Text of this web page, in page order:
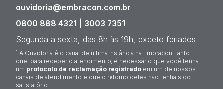
ouvidoria@embracon.com.br
0800 888 4321
3003 7351
Segunda a sexta, das 8h às 19h, exceto feriados
¹ A Ouvidoria é o canal de última instância na Embracon, tanto
que, para receber o atendimento, é necessário que você tenha
um protocolo de reclamação registrado em um de nossos
canais de atendimento e que o retorno deles não tenha sido
satisfatório.